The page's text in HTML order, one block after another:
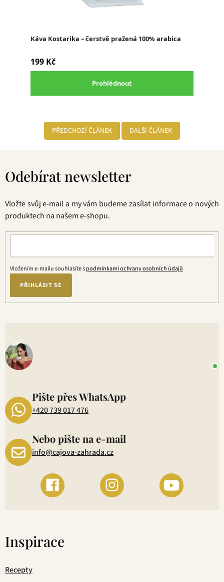
PŘEDCHOZÍ ČLÁNEK DALŠÍ ČLÁNEK
Odebírat newsletter
Vložte svůj e-mail a my vám budeme zasílat informace o nových
produktech na našem e-shopu.
Vložením e-mailu souhlasíte spodmínkami ochrany osobních údajů
PŘIHLÁSIT SE
Pište přes WhatsApp
+420 739 017 476
Nebo pište na e-mail
info@cajova-zahrada.cz
Inspirace
Recepty